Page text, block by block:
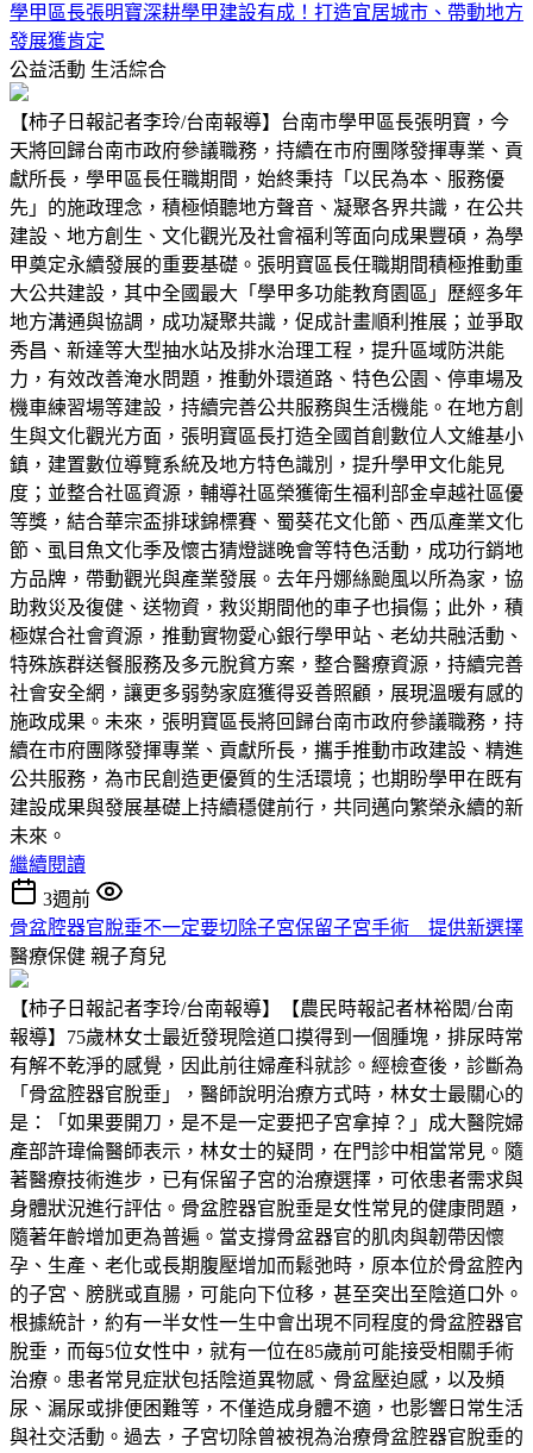
學甲區長張明寶深耕學甲建設有成！打造宜居城市、帶動地方
發展獲肯定
公益活動 生活綜合
【柿子日報記者李玲/台南報導】台南市學甲區長張明寶，今
天將回歸台南市政府參議職務，持續在市府團隊發揮專業、貢
獻所長，學甲區長任職期間，始終秉持「以民為本、服務優
先」的施政理念，積極傾聽地方聲音、凝聚各界共識，在公共
建設、地方創生、文化觀光及社會福利等面向成果豐碩，為學
甲奠定永續發展的重要基礎。張明寶區長任職期間積極推動重
大公共建設，其中全國最大「學甲多功能教育園區」歷經多年
地方溝通與協調，成功凝聚共識，促成計畫順利推展；並爭取
秀昌、新達等大型抽水站及排水治理工程，提升區域防洪能
力，有效改善淹水問題，推動外環道路、特色公園、停車場及
機車練習場等建設，持續完善公共服務與生活機能。在地方創
生與文化觀光方面，張明寶區長打造全國首創數位人文維基小
鎮，建置數位導覽系統及地方特色識別，提升學甲文化能見
度；並整合社區資源，輔導社區榮獲衛生福利部金卓越社區優
等獎，結合華宗盃排球錦標賽、蜀葵花文化節、西瓜產業文化
節、虱目魚文化季及懷古猜燈謎晚會等特色活動，成功行銷地
方品牌，帶動觀光與產業發展。去年丹娜絲颱風以所為家，協
助救災及復健、送物資，救災期間他的車子也損傷；此外，積
極媒合社會資源，推動實物愛心銀行學甲站、老幼共融活動、
特殊族群送餐服務及多元脫貧方案，整合醫療資源，持續完善
社會安全網，讓更多弱勢家庭獲得妥善照顧，展現溫暖有感的
施政成果。未來，張明寶區長將回歸台南市政府參議職務，持
續在市府團隊發揮專業、貢獻所長，攜手推動市政建設、精進
公共服務，為市民創造更優質的生活環境；也期盼學甲在既有
建設成果與發展基礎上持續穩健前行，共同邁向繁榮永續的新
未來。
繼續閱讀
3週前
骨盆腔器官脫垂不一定要切除子宮保留子宮手術 提供新選擇
醫療保健 親子育兒
【柿子日報記者李玲/台南報導】【農民時報記者林裕閎/台南
報導】75歲林女士最近發現陰道口摸得到一個腫塊，排尿時常
有解不乾淨的感覺，因此前往婦產科就診。經檢查後，診斷為
「骨盆腔器官脫垂」，醫師說明治療方式時，林女士最關心的
是：「如果要開刀，是不是一定要把子宮拿掉？」成大醫院婦
產部許瑋倫醫師表示，林女士的疑問，在門診中相當常見。隨
著醫療技術進步，已有保留子宮的治療選擇，可依患者需求與
身體狀況進行評估。骨盆腔器官脫垂是女性常見的健康問題，
隨著年齡增加更為普遍。當支撐骨盆器官的肌肉與韌帶因懷
孕、生產、老化或長期腹壓增加而鬆弛時，原本位於骨盆腔內
的子宮、膀胱或直腸，可能向下位移，甚至突出至陰道口外。
根據統計，約有一半女性一生中會出現不同程度的骨盆腔器官
脫垂，而每5位女性中，就有一位在85歲前可能接受相關手術
治療。患者常見症狀包括陰道異物感、骨盆壓迫感，以及頻
尿、漏尿或排便困難等，不僅造成身體不適，也影響日常生活
與社交活動。過去，子宮切除曾被視為治療骨盆腔器官脫垂的